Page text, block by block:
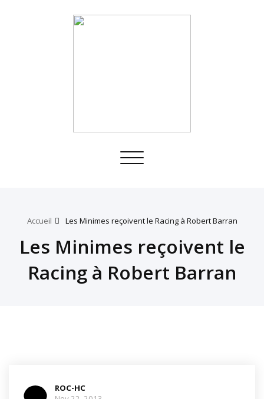
Toggle
Accueil Les Minimes reçoivent le Racing à Robert Barran
Les Minimes reçoivent le
Racing à Robert Barran
ROC-HC